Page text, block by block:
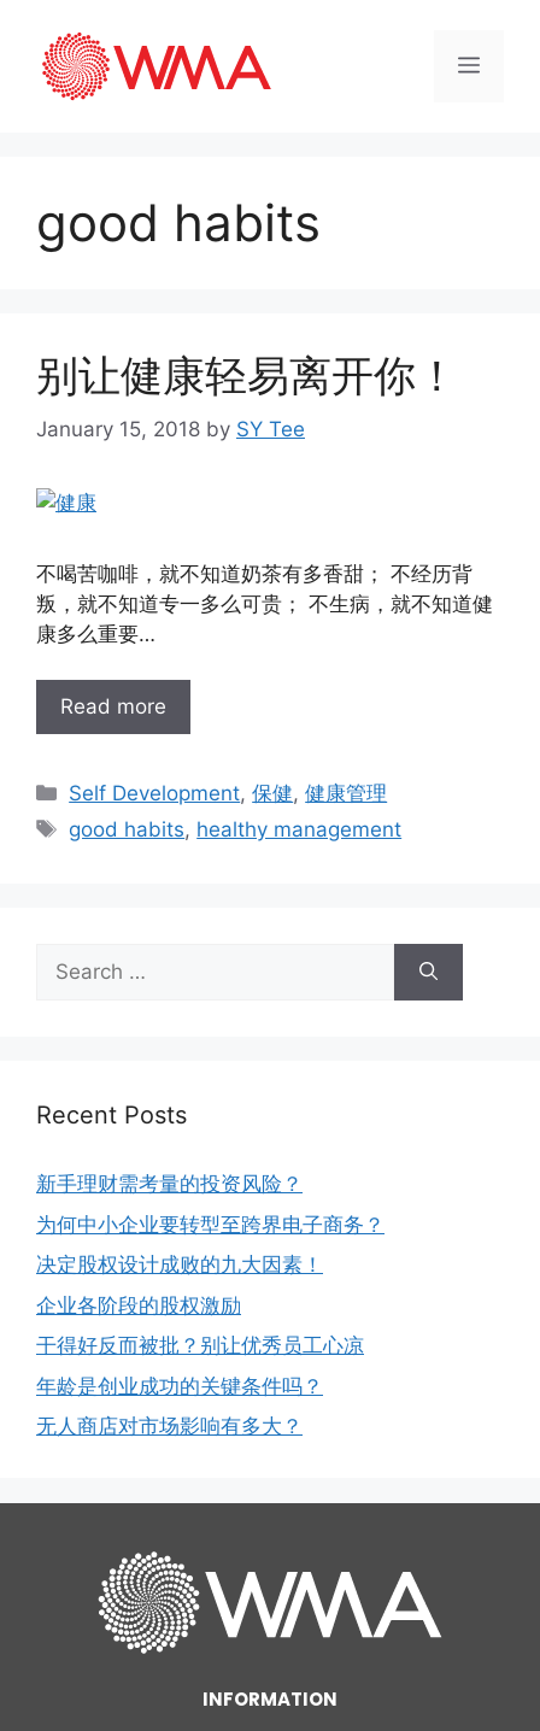
good habits
别让健康轻易离开你！
January 15, 2018 by SY Tee
不喝苦咖啡，就不知道奶茶有多香甜； 不经历背
叛，就不知道专一多么可贵； 不生病，就不知道健
康多么重要…
Read more
Self Development,保健,健康管理
good habits, healthy management
Recent Posts
新手理财需考量的投资风险？
为何中小企业要转型至跨界电子商务？
决定股权设计成败的九大因素！
企业各阶段的股权激励
干得好反而被批？别让优秀员工心凉
年龄是创业成功的关键条件吗？
无人商店对市场影响有多大？
INFORMATION